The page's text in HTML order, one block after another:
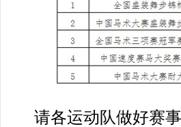
请各运动队做好赛